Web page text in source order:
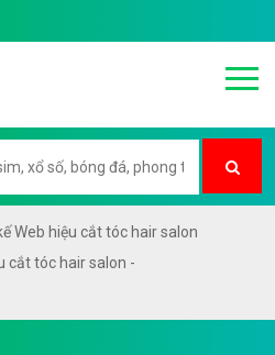
Web hiệu cắt tóc hair salon
cắt tóc hair salon -